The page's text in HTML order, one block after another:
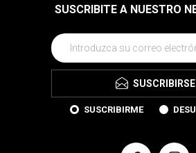
SUSCRIBITE A NUESTRO
SUSCRIBIRSE
SUSCRIBIRME